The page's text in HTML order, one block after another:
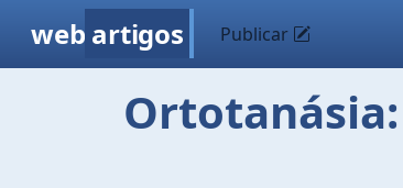
web artigos Publicar